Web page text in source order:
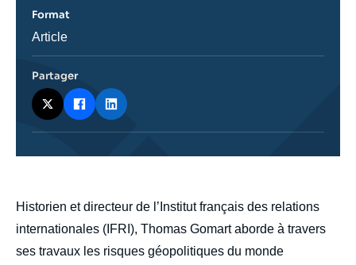
body
Historien et directeur de l’Institut français des relations
internationales (IFRI), Thomas Gomart aborde à travers
ses travaux les risques géopolitiques du monde
Format
Catégorie
Article
Partager